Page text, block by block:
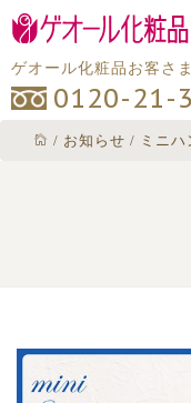
ゲオール化粧品お客さ
0120-21-
/ お知らせ / ミニ